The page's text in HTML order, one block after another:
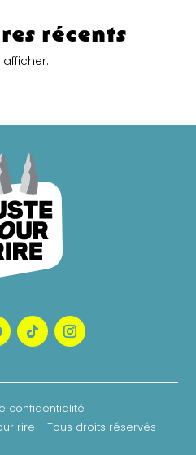
récents
confidentialité
rire - Tous droits réservés